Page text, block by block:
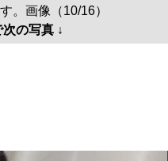
。画像（10/16）
の写真 ↓